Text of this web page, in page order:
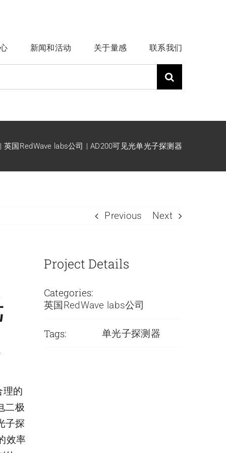
新闻和活动 关于量感 联系我们
英国RedWave labs公司 AD200可见光单光子探测器
Previous Next
理的
二极
子探
效率
Project Details
Categories:
英国RedWave labs公司
Tags: 单光子探测器